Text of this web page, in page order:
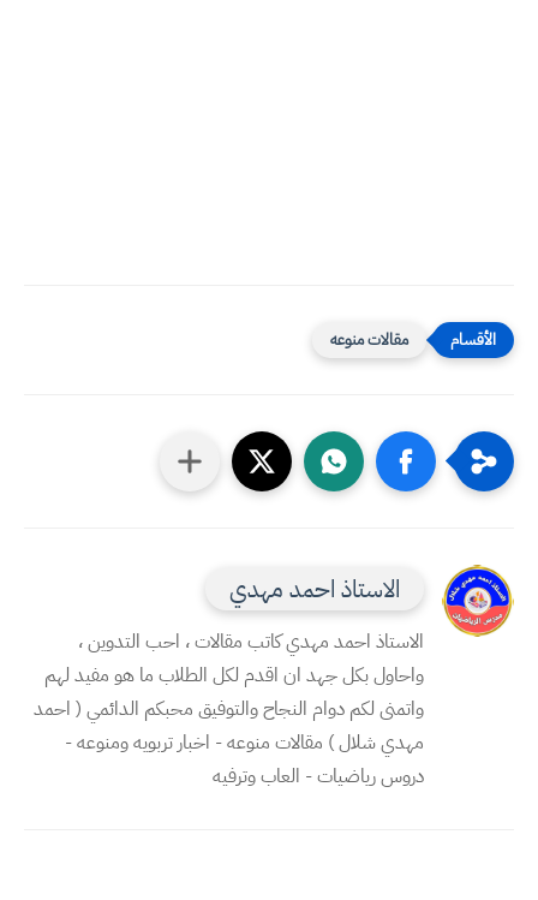
مقالات منوعه
الاستاذ احمد مهدي
الاستاذ احمد مهدي كاتب مقالات ، احب التدوين ،
واحاول بكل جهد ان اقدم لكل الطلاب ما هو مفيد لهم
واتمنى لكم دوام النجاح والتوفيق محبكم الدائمي ( احمد
مهدي شلال ) مقالات منوعه - اخبار تربويه ومنوعه -
دروس رياضيات - العاب وترفيه